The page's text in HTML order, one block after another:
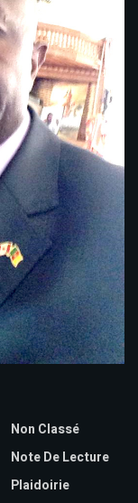
Non Classé
Note De Lecture
Plaidoirie